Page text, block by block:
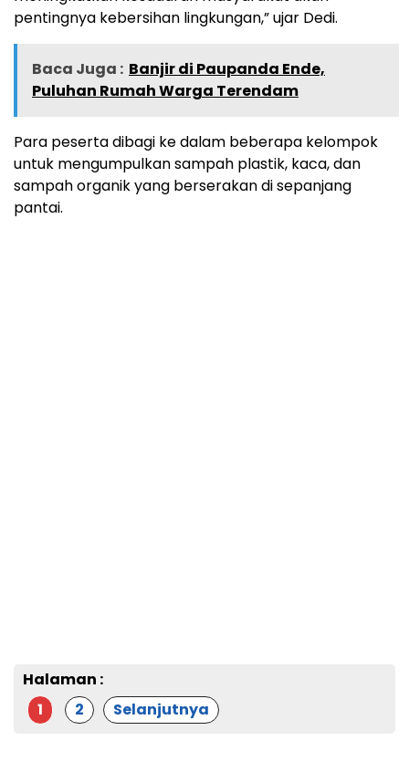
pentingnya kebersihan lingkungan,” ujar Dedi.
Baca Juga : Banjir di Paupanda Ende,
Puluhan Rumah Warga Terendam
Para peserta dibagi ke dalam beberapa kelompok
untuk mengumpulkan sampah plastik, kaca, dan
sampah organik yang berserakan di sepanjang
pantai.
Halaman :
1
2 Selanjutnya